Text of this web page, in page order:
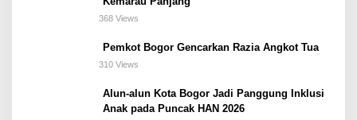
368 Views
Pemkot Bogor Gencarkan Razia Angkot Tua
310 Views
Alun-alun Kota Bogor Jadi Panggung Inklusi
Anak pada Puncak HAN 2026